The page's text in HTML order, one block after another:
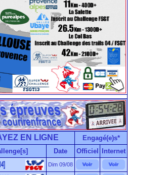
EN LIGNE
Engagé(e)s*
Date Officiel Internet
Dim 09/08